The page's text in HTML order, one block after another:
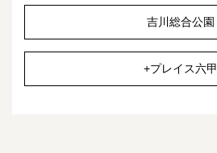
吉川総合公園
+プレイス六甲